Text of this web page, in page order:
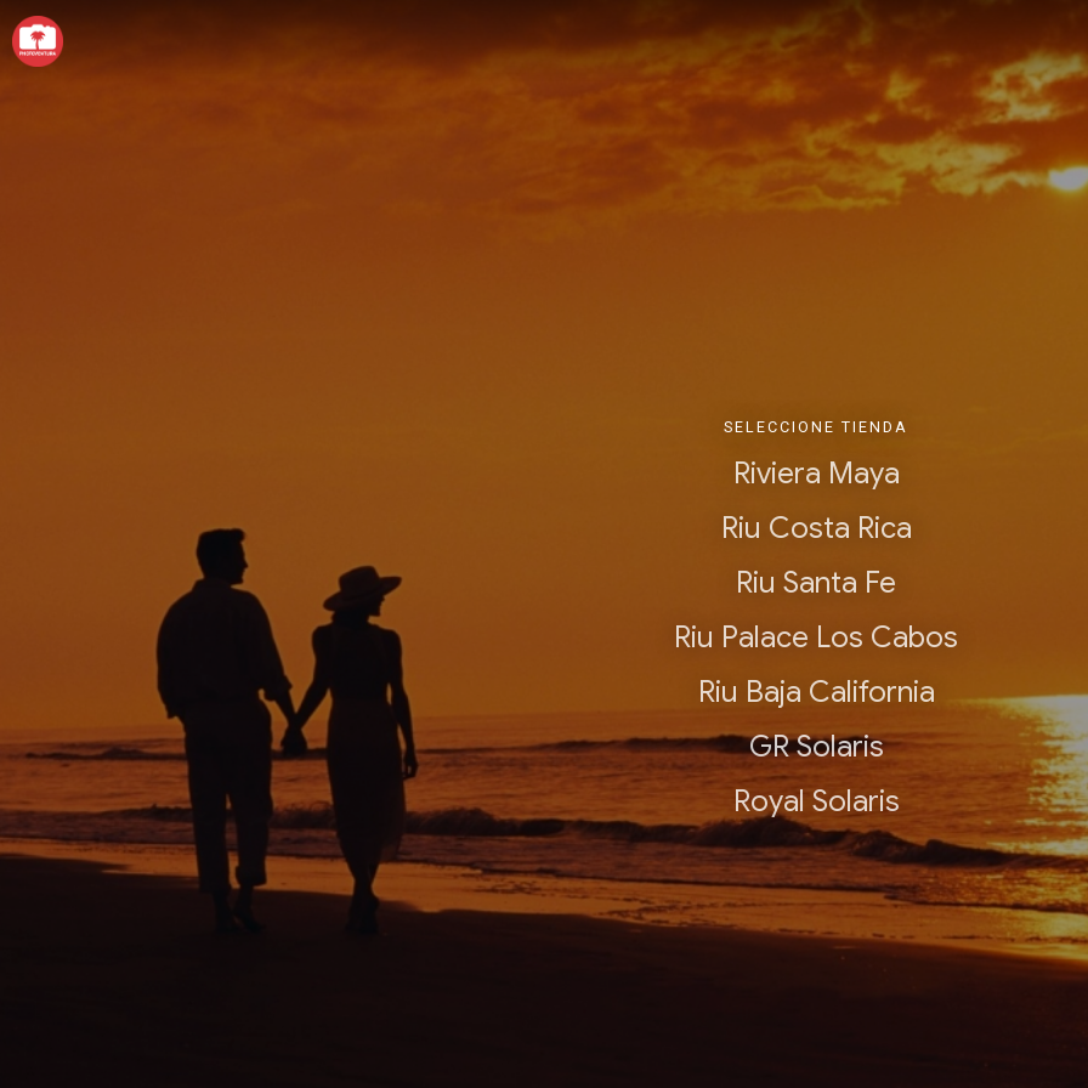
SELECCIONE TIENDA
Riviera Maya
Riu Costa Rica
Riu Santa Fe
Riu Palace Los Cabos
Riu Baja California
GR Solaris
Royal Solaris